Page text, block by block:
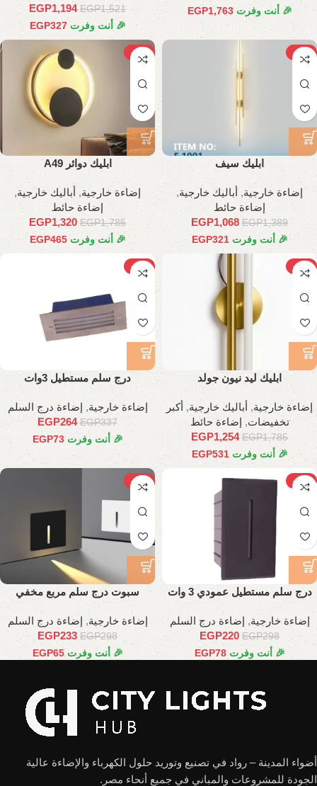
🎉 أنت وفرت EGP1,763
EGP1,521
EGP1,194
🎉 أنت وفرت EGP327
-23%
ابليك سيف
إضاءة خارجية, أباليك خارجية,
إضاءة حائط
EGP1,389
EGP1,068
🎉 أنت وفرت EGP321
-26%
ابليك دوائر A49
إضاءة خارجية, أباليك خارجية,
إضاءة حائط
EGP1,785
EGP1,320
🎉 أنت وفرت EGP465
-30%
ابليك ليد نيون جولد
إضاءة خارجية, أباليك خارجية, أكبر
تخفيضات, إضاءة حائط
EGP1,785
EGP1,254
🎉 أنت وفرت EGP531
-22%
درج سلم مستطيل 3وات
إضاءة خارجية, إضاءة درج السلم
EGP337
EGP264
🎉 أنت وفرت EGP73
-26%
درج سلم مستطيل عمودي 3 وات
إضاءة خارجية, إضاءة درج السلم
EGP298
EGP220
🎉 أنت وفرت EGP78
-22%
سبوت درج سلم مربع مخفي
إضاءة خارجية, إضاءة درج السلم
EGP298
EGP233
🎉 أنت وفرت EGP65
أضواء المدينة – رواد في تصنيع وتوريد حلول الكهرباء والإضاءة عالية
الجودة للمشروعات والمباني في جميع أنحاء مصر.